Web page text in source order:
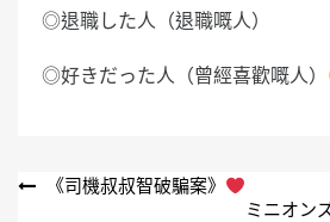
◎退職した人（退職嘅人）
◎好きだった人（曾經喜歡嘅人）
文
《司機叔叔智破騙案》
ミニオン